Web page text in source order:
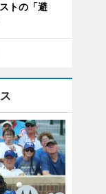
トの「避